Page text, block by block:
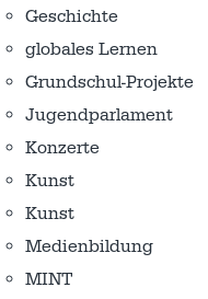
Geschichte
globales Lernen
Grundschul-Projekte
Jugendparlament
Konzerte
Kunst
Kunst
Medienbildung
MINT